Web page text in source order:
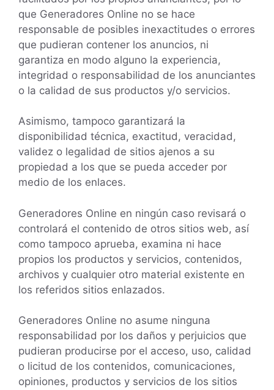
que Generadores Online no se hace
responsable de posibles inexactitudes o errores
que pudieran contener los anuncios, ni
garantiza en modo alguno la experiencia,
integridad o responsabilidad de los anunciantes
o la calidad de sus productos y/o servicios.
Asimismo, tampoco garantizará la
disponibilidad técnica, exactitud, veracidad,
validez o legalidad de sitios ajenos a su
propiedad a los que se pueda acceder por
medio de los enlaces.
Generadores Online en ningún caso revisará o
controlará el contenido de otros sitios web, así
como tampoco aprueba, examina ni hace
propios los productos y servicios, contenidos,
archivos y cualquier otro material existente en
los referidos sitios enlazados.
Generadores Online no asume ninguna
responsabilidad por los daños y perjuicios que
pudieran producirse por el acceso, uso, calidad
o licitud de los contenidos, comunicaciones,
opiniones, productos y servicios de los sitios